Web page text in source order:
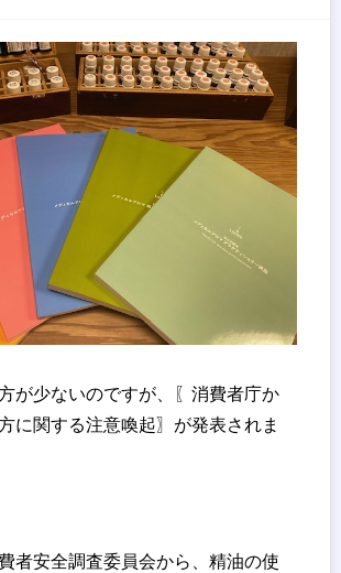
が少ないのですが、〖消費者庁か
に関する注意喚起〗が発表されま
者安全調査委員会から、精油の使